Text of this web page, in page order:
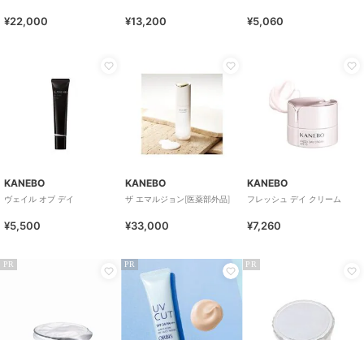
¥22,000 ¥13,200 ¥5,060
KANEBO
ヴェイル オブ デイ
¥5,500
KANEBO
ザ エマルジョン[医薬部外品]
¥33,000
KANEBO
フレッシュ デイ クリーム
¥7,260
PR PR PR